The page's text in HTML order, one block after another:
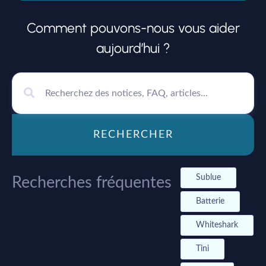
Comment pouvons-nous vous aider
aujourd’hui ?
RECHERCHER
Recherches fréquentes Sublue
Batterie
Whiteshark
Tini